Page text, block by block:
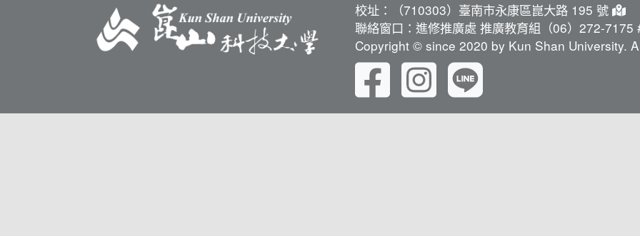
校址：（710303）臺南市永康區崑大路 195 號
聯絡窗口：進修推廣處 推廣教育組（06）272-7175
Copyright © since 2020 by Kun Shan University.